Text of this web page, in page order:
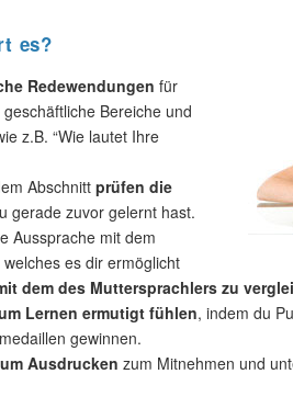
es?
Redewendungen für
Bereiche und
z.B. “Wie lautet Ihre
Abschnitt prüfen die
gerade zuvor gelernt hast.
Aussprache mit dem
es dir ermöglicht
dem des Muttersprachlers zu
Lernen ermutigt fühlen, indem du
gewinnen.
Ausdrucken zum Mitnehmen und